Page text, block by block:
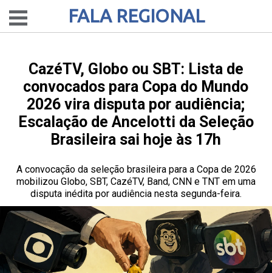
FALA REGIONAL
CazéTV, Globo ou SBT: Lista de
convocados para Copa do Mundo
2026 vira disputa por audiência;
Escalação de Ancelotti da Seleção
Brasileira sai hoje às 17h
A convocação da seleção brasileira para a Copa de 2026
mobilizou Globo, SBT, CazéTV, Band, CNN e TNT em uma
disputa inédita por audiência nesta segunda-feira.